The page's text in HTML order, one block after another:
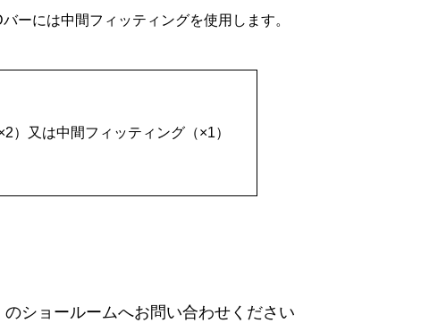
ーには中間フィッティングを使用します。
）又は中間フィッティング（×1）
ショールームへお問い合わせください